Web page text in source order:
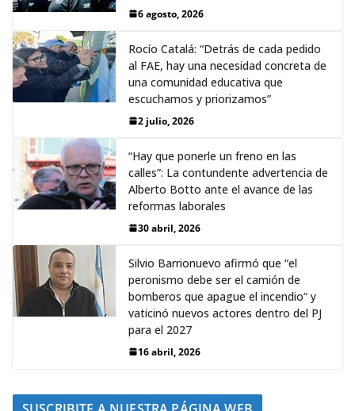
6 agosto, 2026
Rocío Catalá: “Detrás de cada pedido
al FAE, hay una necesidad concreta de
una comunidad educativa que
escuchamos y priorizamos”
2 julio, 2026
“Hay que ponerle un freno en las
calles”: La contundente advertencia de
Alberto Botto ante el avance de las
reformas laborales
30 abril, 2026
Silvio Barrionuevo afirmó que “el
peronismo debe ser el camión de
bomberos que apague el incendio” y
vaticinó nuevos actores dentro del PJ
para el 2027
16 abril, 2026